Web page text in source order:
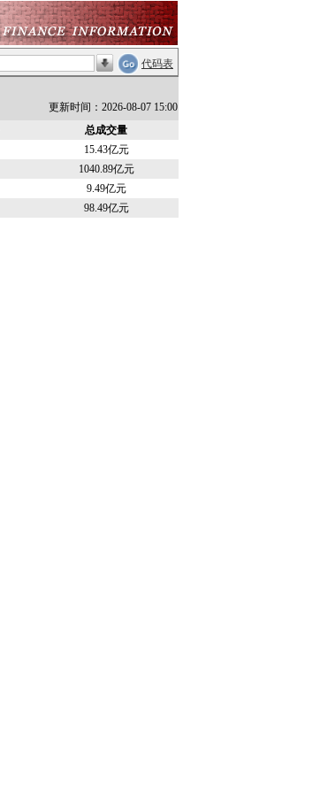
代码表
更新时间：2026-08-07 15:00
总成交量
15.43亿元
1040.89亿元
9.49亿元
98.49亿元